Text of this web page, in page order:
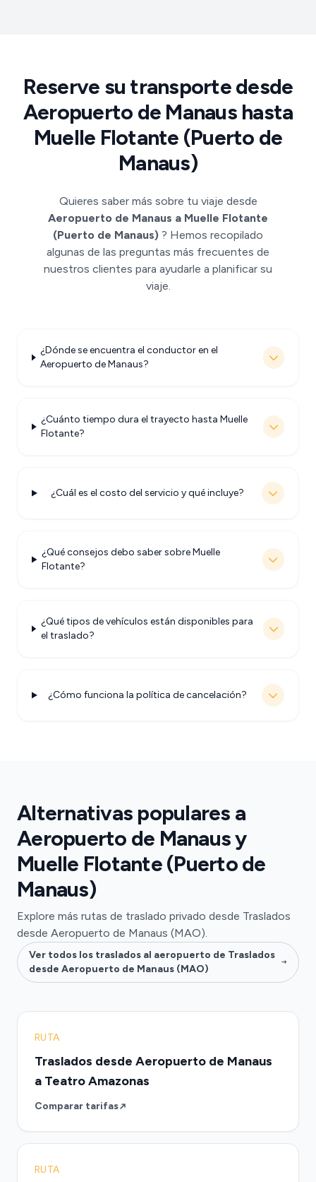
Reserve su transporte desde
Aeropuerto de Manaus hasta
Muelle Flotante (Puerto de
Manaus)
Quieres saber más sobre tu viaje desde
Aeropuerto de Manaus a Muelle Flotante
(Puerto de Manaus) ? Hemos recopilado
algunas de las preguntas más frecuentes de
nuestros clientes para ayudarle a planificar su
viaje.
¿Dónde se encuentra el conductor en el
Aeropuerto de Manaus?
¿Cuánto tiempo dura el trayecto hasta Muelle
Flotante?
¿Cuál es el costo del servicio y qué incluye?
¿Qué consejos debo saber sobre Muelle
Flotante?
¿Qué tipos de vehículos están disponibles para
el traslado?
¿Cómo funciona la política de cancelación?
Alternativas populares a
Aeropuerto de Manaus y
Muelle Flotante (Puerto de
Manaus)
Explore más rutas de traslado privado desde Traslados
desde Aeropuerto de Manaus (MAO).
Ver todos los traslados al aeropuerto de Traslados
desde Aeropuerto de Manaus (MAO)
RUTA
Traslados desde Aeropuerto de Manaus
a Teatro Amazonas
Comparar tarifas
RUTA